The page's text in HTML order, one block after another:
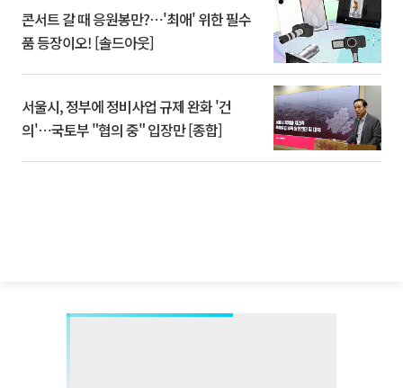
콘서트 갈 때 응원봉만?⋯'최애' 위한 필수
품 등장이오! [솔드아웃]
서울시, 정부에 정비사업 규제 완화 '건
의'⋯국토부 "협의 중" 입장만 [종합]